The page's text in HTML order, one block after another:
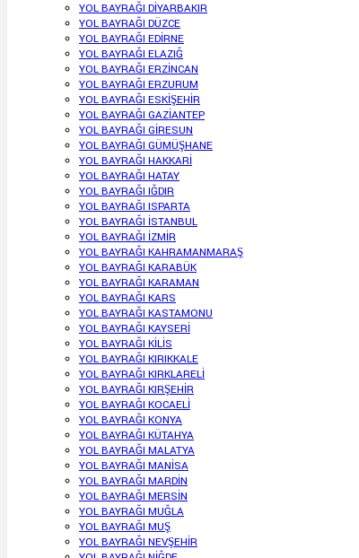
YOL BAYRAĞI DİYARBAKIR
YOL BAYRAĞI DÜZCE
YOL BAYRAĞI EDİRNE
YOL BAYRAĞI ELAZIĞ
YOL BAYRAĞI ERZİNCAN
YOL BAYRAĞI ERZURUM
YOL BAYRAĞI ESKİŞEHİR
YOL BAYRAĞI GAZİANTEP
YOL BAYRAĞI GİRESUN
YOL BAYRAĞI GÜMÜŞHANE
YOL BAYRAĞI HAKKARİ
YOL BAYRAĞI HATAY
YOL BAYRAĞI IĞDIR
YOL BAYRAĞI ISPARTA
YOL BAYRAĞI İSTANBUL
YOL BAYRAĞI İZMİR
YOL BAYRAĞI KAHRAMANMARAŞ
YOL BAYRAĞI KARABÜK
YOL BAYRAĞI KARAMAN
YOL BAYRAĞI KARS
YOL BAYRAĞI KASTAMONU
YOL BAYRAĞI KAYSERİ
YOL BAYRAĞI KİLİS
YOL BAYRAĞI KIRIKKALE
YOL BAYRAĞI KIRKLARELİ
YOL BAYRAĞI KIRŞEHİR
YOL BAYRAĞI KOCAELİ
YOL BAYRAĞI KONYA
YOL BAYRAĞI KÜTAHYA
YOL BAYRAĞI MALATYA
YOL BAYRAĞI MANİSA
YOL BAYRAĞI MARDİN
YOL BAYRAĞI MERSİN
YOL BAYRAĞI MUĞLA
YOL BAYRAĞI MUŞ
YOL BAYRAĞI NEVŞEHİR